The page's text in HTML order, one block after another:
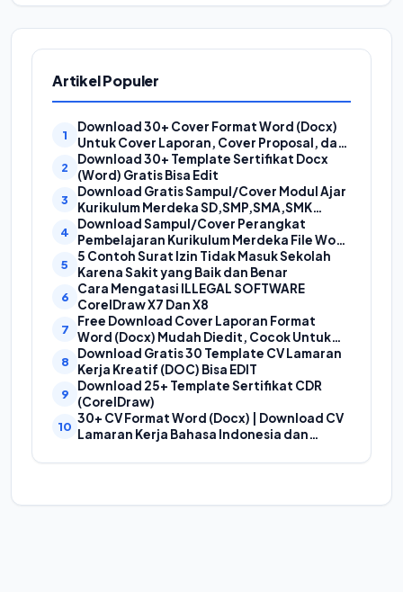
Artikel Populer
Download 30+ Cover Format Word (Docx)
Untuk Cover Laporan, Cover Proposal, dan
Cover Makalah
Download 30+ Template Sertifikat Docx
(Word) Gratis Bisa Edit
Download Gratis Sampul/Cover Modul Ajar
Kurikulum Merdeka SD,SMP,SMA,SMK
Format Doc (Ms Word)
Download Sampul/Cover Perangkat
Pembelajaran Kurikulum Merdeka File Word
(Doc) | Contoh Cover Kurikum Merdeka
5 Contoh Surat Izin Tidak Masuk Sekolah
Karena Sakit yang Baik dan Benar
Cara Mengatasi ILLEGAL SOFTWARE
CorelDraw X7 Dan X8
Free Download Cover Laporan Format
Word (Docx) Mudah Diedit, Cocok Untuk
Cover Laporan Kegiatan, Makalah Dan
Proposal
Download Gratis 30 Template CV Lamaran
Kerja Kreatif (DOC) Bisa EDIT
Download 25+ Template Sertifikat CDR
(CorelDraw)
30+ CV Format Word (Docx) | Download CV
Lamaran Kerja Bahasa Indonesia dan